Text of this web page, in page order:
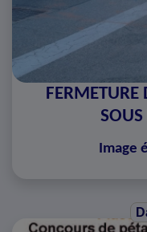
FERMETURE
SOUS
Image